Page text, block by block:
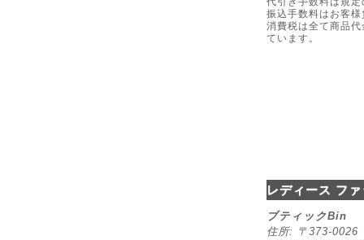
振込手数料はお客
消費税は全て商品
ています。
レディース フ
ブティックBin
住所: 〒373-